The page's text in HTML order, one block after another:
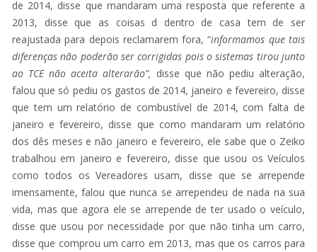
de 2014, disse que mandaram uma resposta que referente a
2013, disse que as coisas d dentro de casa tem de ser
reajustada para depois reclamarem fora, “informamos que tais
diferenças não poderão ser corrigidas pois o sistemas tirou junto
ao TCE não aceita alterarão”, disse que não pediu alteração,
falou que só pediu os gastos de 2014, janeiro e fevereiro, disse
que tem um relatório de combustível de 2014, com falta de
janeiro e fevereiro, disse que como mandaram um relatório
dos dês meses e não janeiro e fevereiro, ele sabe que o Zeiko
trabalhou em janeiro e fevereiro, disse que usou os Veículos
como todos os Vereadores usam, disse que se arrepende
imensamente, falou que nunca se arrependeu de nada na sua
vida, mas que agora ele se arrepende de ter usado o veículo,
disse que usou por necessidade por que não tinha um carro,
disse que comprou um carro em 2013, mas que os carros para